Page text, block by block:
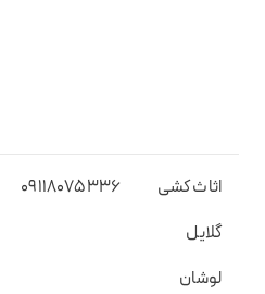
اثاث کشی
گلایل
لوشان
09118075336